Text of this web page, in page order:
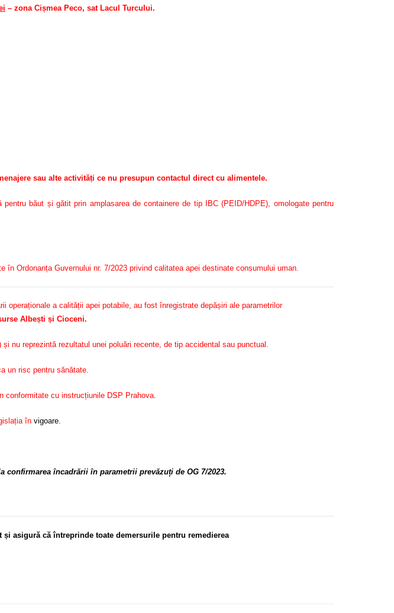
– zona Cișmea Peco, sat Lacul Turcului.
sau alte activități ce nu presupun contactul direct cu alimentele.
băut și gătit prin amplasarea de containere de tip IBC (PEID/HDPE), omologate pentru
Ordonanța Guvernului nr. 7/2023 privind calitatea apei destinate consumului uman.
operaționale a calității apei potabile, au fost înregistrate depășiri ale parametrilor
Albești și Cioceni.
nu reprezintă rezultatul unei poluări recente, de tip accidental sau punctual.
un risc pentru sănătate.
conformitate cu instrucțiunile DSP Prahova.
în vigoare.
confirmarea încadrării în parametrii prevăzuți de OG 7/2023.
și asigură că întreprinde toate demersurile pentru remedierea